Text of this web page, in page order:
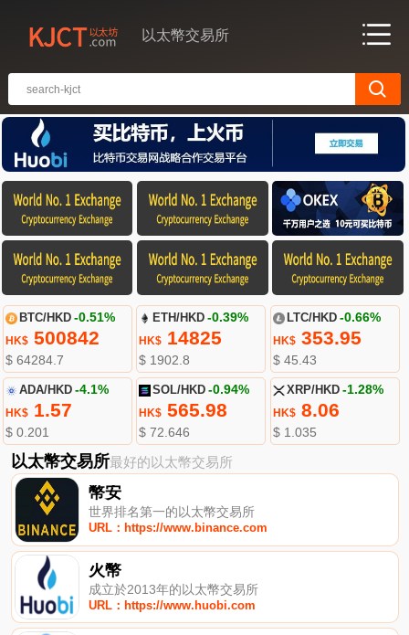
以太幣交易所
BTC/HKD -0.51%
HK$500842
$ 64284.7
ETH/HKD -0.39%
HK$ 14825
$ 1902.8
LTC/HKD -0.66%
HK$353.95
$ 45.43
ADA/HKD -4.1%
HK$1.57
$ 0.201
SOL/HKD -0.94%
HK$ 565.98
$ 72.646
XRP/HKD -1.28%
HK$8.06
$ 1.035
以太幣交易所最好的以太幣交易所
幣安
世界排名第一的以太幣交易所
URL：https://www.binance.com
火幣
成立於2013年的以太幣交易所
URL：https://www.huobi.com